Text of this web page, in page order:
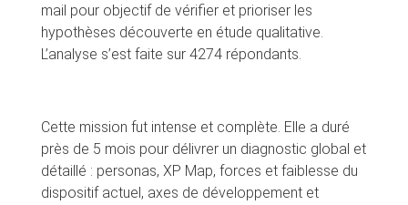
mail pour objectif de vérifier et prioriser les
hypothèses découverte en étude qualitative.
L’analyse s’est faite sur 4274 répondants.
Cette mission fut intense et complète. Elle a duré
près de 5 mois pour délivrer un diagnostic global et
détaillé : personas, XP Map, forces et faiblesse du
dispositif actuel, axes de développement et